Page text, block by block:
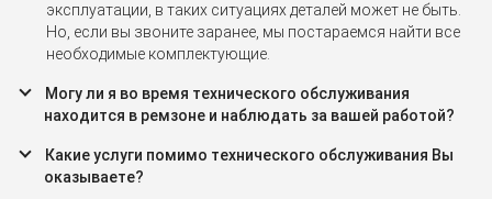
эксплуатации, в таких ситуациях деталей может не быть.
Но, если вы звоните заранее, мы постараемся найти все
необходимые комплектующие.
Могу ли я во время технического обслуживания
находится в ремзоне и наблюдать за вашей работой?
Какие услуги помимо технического обслуживания Вы
оказываете?